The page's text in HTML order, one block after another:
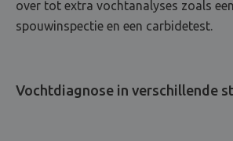
over tot extra vochtanalyses zoals
spouwinspectie en een carbidetest.
Vochtdiagnose in verschillende